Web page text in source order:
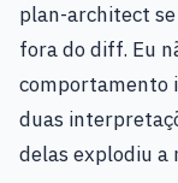
plan-architect
fora do diff. Eu
comportamento
duas
delas explodiu a